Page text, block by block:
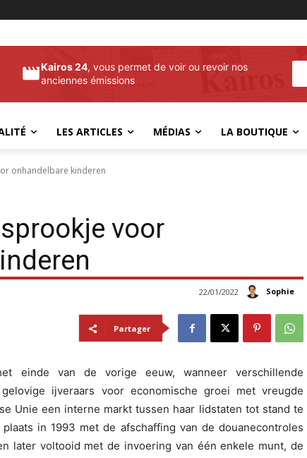
Kairos 24, vous permet de voir ou revoir nos
anciennes émissions
LES ARTICLES MÉDIAS LA BOUTIQUE
onhandelbare kinderen
voor
Sophie
22/01/2022
Partager
einde van de vorige eeuw, wanneer verschillende
ijveraars voor economische groei met vreugde
Unie een interne markt tussen haar lidstaten tot stand te
in 1993 met de afschaffing van de douanecontroles
later voltooid met de invoering van één enkele munt, de